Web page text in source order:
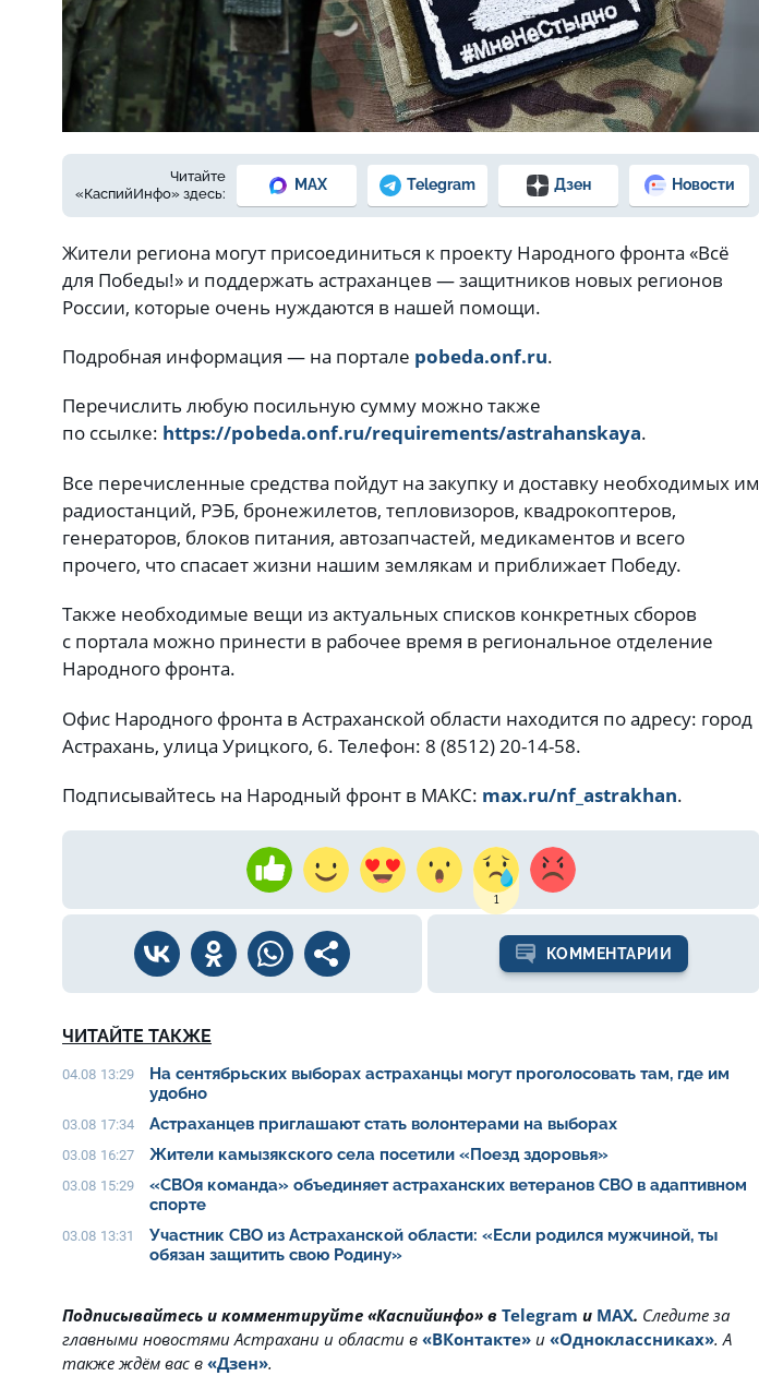
Фото: Управление пресс-службы и информации администрации губернатора Астраханской области
Читайте
«КаспийИнфо» здесь:
MAX Telegram Дзен Новости
Жители региона могут присоединиться к проекту Народного фронта «Всё
для Победы!» и поддержать астраханцев — защитников новых регионов
России, которые очень нуждаются в нашей помощи.
Подробная информация — на портале pobeda.onf.ru.
Перечислить любую посильную сумму можно также
по ссылке: https://pobeda.onf.ru/requirements/astrahanskaya.
Все перечисленные средства пойдут на закупку и доставку необходимых им
радиостанций, РЭБ, бронежилетов, тепловизоров, квадрокоптеров,
генераторов, блоков питания, автозапчастей, медикаментов и всего
прочего, что спасает жизни нашим землякам и приближает Победу.
Также необходимые вещи из актуальных списков конкретных сборов
с портала можно принести в рабочее время в региональное отделение
Народного фронта.
Офис Народного фронта в Астраханской области находится по адресу: город
Астрахань, улица Урицкого, 6. Телефон: 8 (8512) 20-14-58.
Подписывайтесь на Народный фронт в МАКС: max.ru/nf_astrakhan.
1
КОММЕНТАРИИ
ЧИТАЙТЕ ТАКЖЕ
04.08 13:29
На сентябрьских выборах астраханцы могут проголосовать там, где им
удобно
03.08 17:34 Астраханцев приглашают стать волонтерами на выборах
03.08 16:27 Жители камызякского села посетили «Поезд здоровья»
03.08 15:29
«СВОя команда» объединяет астраханских ветеранов СВО в адаптивном
спорте
03.08 13:31
Участник СВО из Астраханской области: «Если родился мужчиной, ты
обязан защитить свою Родину»
Подписывайтесь и комментируйте «Каспийинфо» в Telegram и MAX. Cледите за
главными новостями Астрахани и области в «ВКонтакте» и «Одноклассниках». А
также ждём вас в «Дзен».